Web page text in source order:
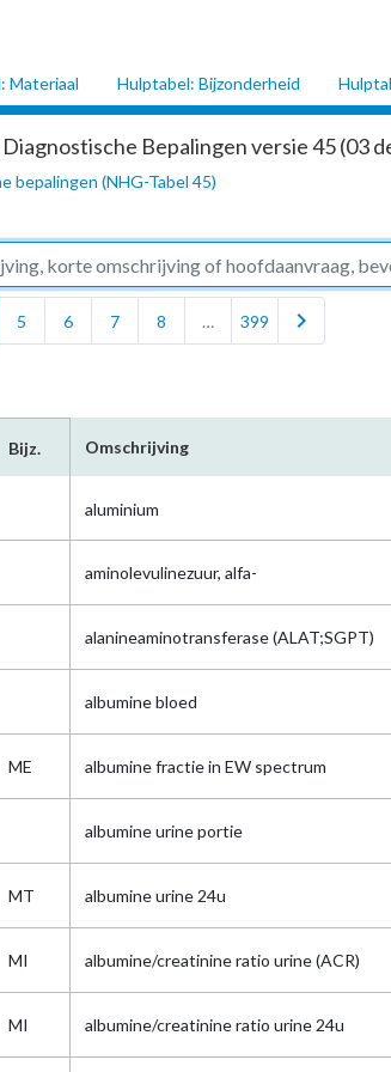
Materiaal Hulptabel: Bijzonderheid
Diagnostische Bepalingen versie 45 (03
bepalingen (NHG-Tabel 45)
5 6 7 8 … 399 chevron_right
Bijz. Omschrijving
aluminium
aminolevulinezuur, alfa-
alanineaminotransferase (ALAT;SGPT)
albumine bloed
ME albumine fractie in EW spectrum
albumine urine portie
MT albumine urine 24u
MI albumine/creatinine ratio urine (ACR)
MI albumine/creatinine ratio urine 24u